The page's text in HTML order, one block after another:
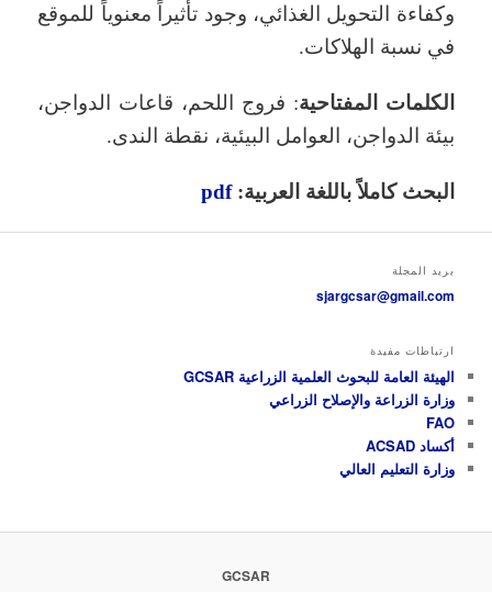
وكفاءة التحويل الغذائي، وجود تأثيراً معنوياً للموقع
في نسبة الهلاكات.
الكلمات المفتاحية: فروج اللحم، قاعات الدواجن،
بيئة الدواجن، العوامل البيئية، نقطة الندى.
البحث كاملاً باللغة العربية: pdf
بريد المجلة
sjargcsar@gmail.com
ارتباطات مفيدة
الهيئة العامة للبحوث العلمية الزراعية GCSAR
وزارة الزراعة والإصلاح الزراعي
FAO
أكساد ACSAD
وزارة التعليم العالي
GCSAR